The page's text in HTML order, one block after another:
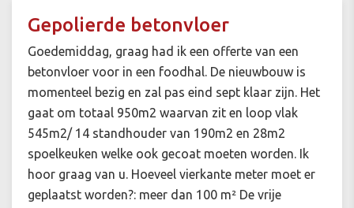
Gepolierde betonvloer
Goedemiddag, graag had ik een offerte van een
betonvloer voor in een foodhal. De nieuwbouw is
momenteel bezig en zal pas eind sept klaar zijn. Het
gaat om totaal 950m2 waarvan zit en loop vlak
545m2/ 14 standhouder van 190m2 en 28m2
spoelkeuken welke ook gecoat moeten worden. Ik
hoor graag van u. Hoeveel vierkante meter moet er
geplaatst worden?: meer dan 100 m² De vrije